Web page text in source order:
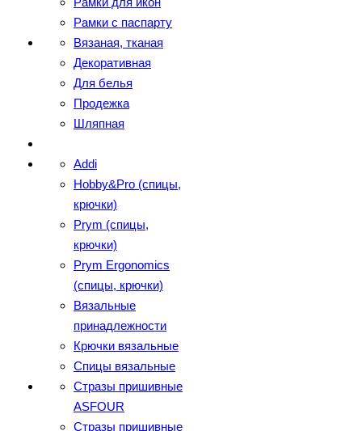
Рамки с паспарту
Вязаная, тканая
Декоративная
Для белья
Продежка
Шляпная
Addi
Hobby&Pro (спицы,
крючки)
Prym (спицы,
крючки)
Prym Ergonomics
(спицы, крючки)
Вязальные
принадлежности
Крючки вязальные
Спицы вязальные
Стразы пришивные
ASFOUR
Стразы пришивные